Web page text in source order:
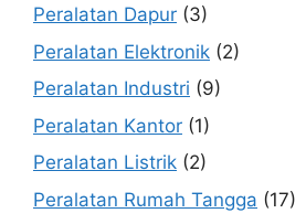
Peralatan Dapur (3)
Peralatan Elektronik (2)
Peralatan Industri (9)
Peralatan Kantor (1)
Peralatan Listrik (2)
Peralatan Rumah Tangga (17)